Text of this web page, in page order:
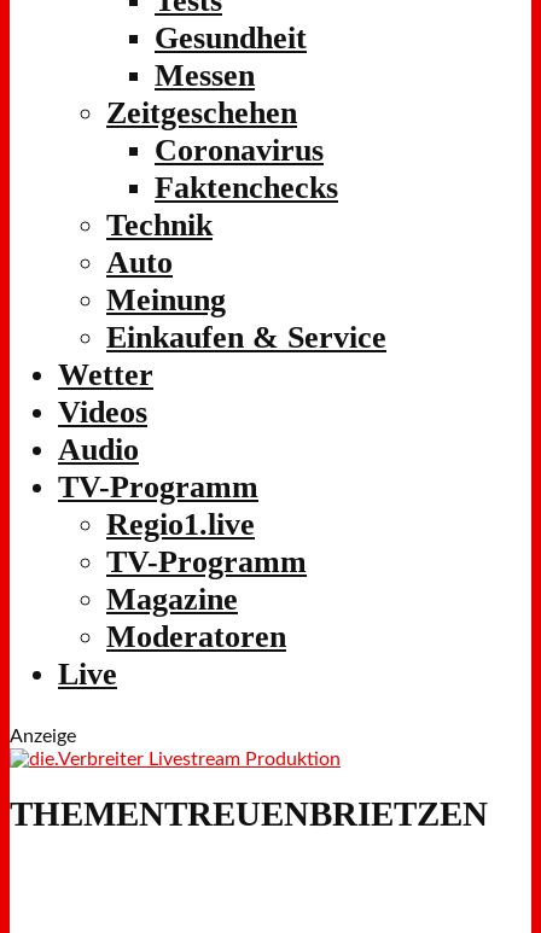
Gesundheit
Messen
Zeitgeschehen
Coronavirus
Faktenchecks
Technik
Auto
Meinung
Einkaufen & Service
Wetter
Videos
Audio
TV-Programm
Regio1.live
TV-Programm
Magazine
Moderatoren
Live
Anzeige
THEMENTREUENBRIETZEN